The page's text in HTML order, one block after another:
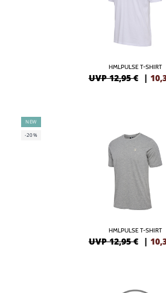
HMLPULSE T-SHIRT
UVP 12,95 € |
NEW
-20%
HMLPULSE T-SHIRT
UVP 12,95 € |